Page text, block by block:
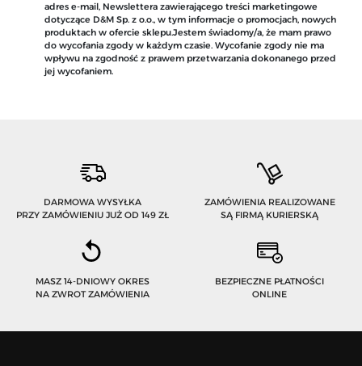
adres e-mail, Newslettera zawierającego treści marketingowe
dotyczące D&M Sp. z o.o., w tym informacje o promocjach, nowych
produktach w ofercie sklepu.Jestem świadomy/a, że mam prawo
do wycofania zgody w każdym czasie. Wycofanie zgody nie ma
wpływu na zgodność z prawem przetwarzania dokonanego przed
jej wycofaniem.
DARMOWA WYSYŁKA
PRZY ZAMÓWIENIU JUŻ OD 149 ZŁ
ZAMÓWIENIA REALIZOWANE
SĄ FIRMĄ KURIERSKĄ
MASZ 14-DNIOWY OKRES
NA ZWROT ZAMÓWIENIA
BEZPIECZNE PŁATNOŚCI
ONLINE